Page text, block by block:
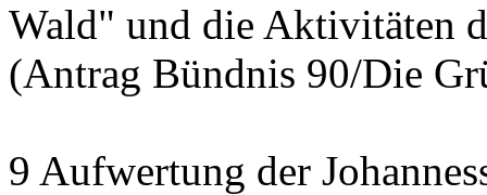
Wald" und die Aktivitäten
(Antrag Bündnis 90/Die
9 Aufwertung der